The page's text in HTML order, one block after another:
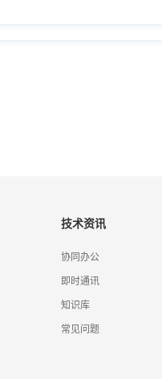
技术资讯
协同办公
即时通讯
知识库
常见问题